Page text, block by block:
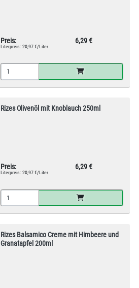
Preis: 6,29 €
Literpreis: 20,97 €/Liter
Rizes Olivenöl mit Knoblauch 250ml
Preis: 6,29 €
Literpreis: 20,97 €/Liter
Rizes Balsamico Creme mit Himbeere und
Granatapfel 200ml